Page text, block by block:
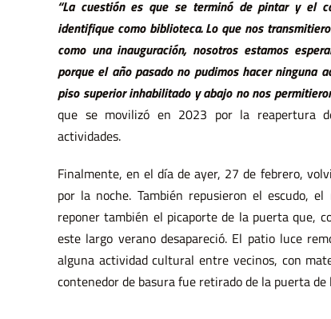
“La cuestión es que se terminó de pintar y el
identifique como biblioteca. Lo que nos
como una inauguración, nosotros estamos
porque el año pasado no pudimos hacer ninguna
piso superior inhabilitado y abajo no nos
que se movilizó en 2023 por la reapertura
actividades.
Finalmente, en el día de ayer, 27 de febrero,
por la noche. También repusieron el escudo,
reponer también el picaporte de la puerta que,
este largo verano desapareció. El patio luce
alguna actividad cultural entre vecinos, con
contenedor de basura fue retirado de la puerta de